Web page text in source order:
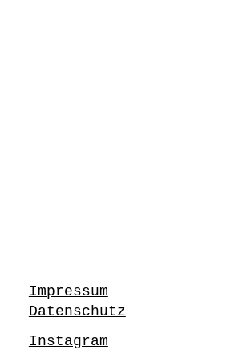
Impressum
Datenschutz
Instagram